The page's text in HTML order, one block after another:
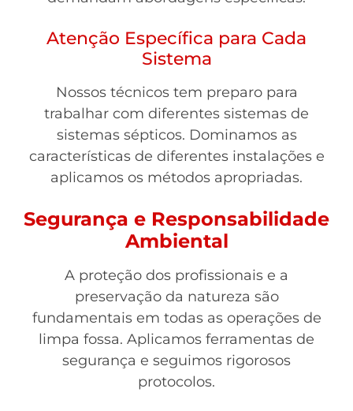
Atenção Específica para Cada
Sistema
Nossos técnicos tem preparo para
trabalhar com diferentes sistemas de
sistemas sépticos. Dominamos as
características de diferentes instalações e
aplicamos os métodos apropriadas.
Segurança e Responsabilidade
Ambiental
A proteção dos profissionais e a
preservação da natureza são
fundamentais em todas as operações de
limpa fossa. Aplicamos ferramentas de
segurança e seguimos rigorosos
protocolos.